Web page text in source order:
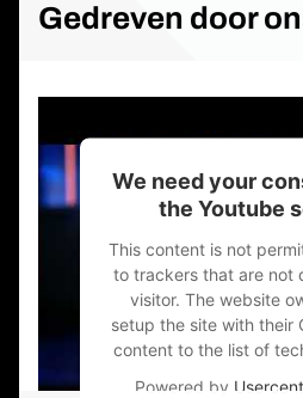
Gedreven door
We need your
the Youtube
This content is not
to trackers that are not
visitor. The website
setup the site with their
content to the list of
Powered by